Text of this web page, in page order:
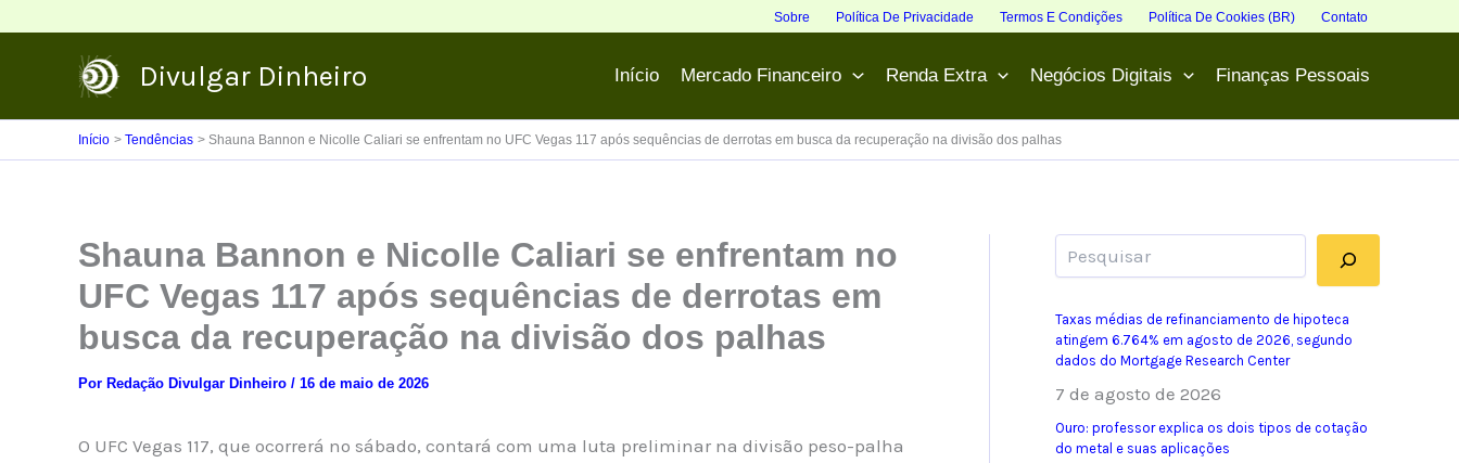
Sobre Política De Privacidade Termos E Condições Política De Cookies (BR) Contato
Divulgar Dinheiro Início Mercado Financeiro Renda Extra Negócios Digitais Finanças Pessoais
Início Tendências Shauna Bannon e Nicolle Caliari se enfrentam no UFC Vegas 117 após sequências de derrotas em busca da recuperação na divisão dos palhas
Shauna Bannon e Nicolle Caliari se enfrentam no
UFC Vegas 117 após sequências de derrotas em
busca da recuperação na divisão dos palhas
Por Redação Divulgar Dinheiro / 16 de maio de 2026
O UFC Vegas 117, que ocorrerá no sábado, contará com uma luta preliminar na divisão peso-palha
Taxas médias de refinanciamento de hipoteca
atingem 6.764% em agosto de 2026, segundo
dados do Mortgage Research Center
7 de agosto de 2026
Ouro: professor explica os dois tipos de cotação
do metal e suas aplicações